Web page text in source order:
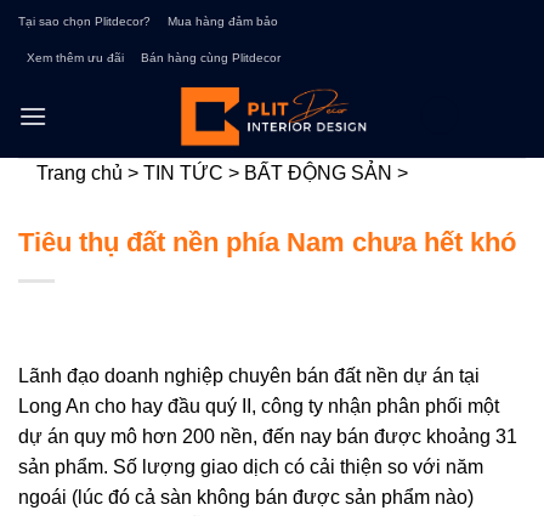
Bỏ
dung
Tại sao chọn Plitdecor? Mua hàng đảm bảo
Xem thêm ưu đãi Bán hàng cùng Plitdecor
Trang chủ > TIN TỨC > BẤT ĐỘNG SẢN >
Tiêu thụ đất nền phía Nam chưa hết khó
Lãnh đạo doanh nghiệp chuyên bán đất nền dự án tại
Long An cho hay đầu quý II, công ty nhận phân phối một
dự án quy mô hơn 200 nền, đến nay bán được khoảng 31
sản phẩm. Số lượng giao dịch có cải thiện so với năm
ngoái (lúc đó cả sàn không bán được sản phẩm nào)